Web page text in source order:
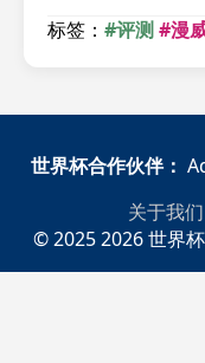
标签： #评测#漫
世界杯合作伙伴：
关于我们
© 2025 2026 世界